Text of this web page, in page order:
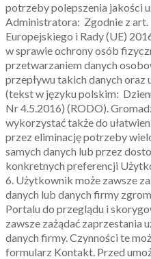
potrzeby polepszenia jakości
Administratora: Zgodnie z art.
Europejskiego i Rady (UE)
w sprawie ochrony osób
przetwarzaniem danych
przepływu takich danych
(tekst w języku polskim:
Nr 4.5.2016) (RODO).
wykorzystać także do
przez eliminację potrzeby
samych danych lub przez
konkretnych preferencji
6. Użytkownik może zawsze
danych lub danych firmy
Portalu do przeglądu i
zawsze zażądać zaprzestania
danych firmy. Czynności te
formularz Kontakt. Przed